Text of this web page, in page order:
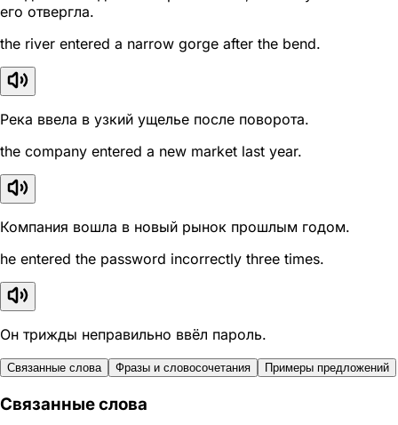
его отвергла.
the river entered a narrow gorge after the bend.
Река ввела в узкий ущелье после поворота.
the company entered a new market last year.
Компания вошла в новый рынок прошлым годом.
he entered the password incorrectly three times.
Он трижды неправильно ввёл пароль.
Связанные слова Фразы и словосочетания Примеры предложений
Связанные слова